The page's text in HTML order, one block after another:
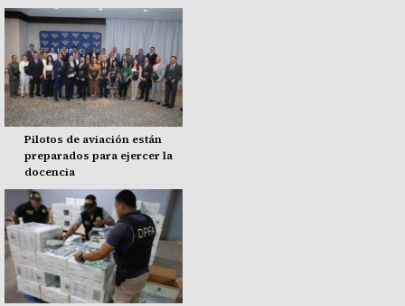
Pilotos de aviación están
preparados para ejercer la
docencia